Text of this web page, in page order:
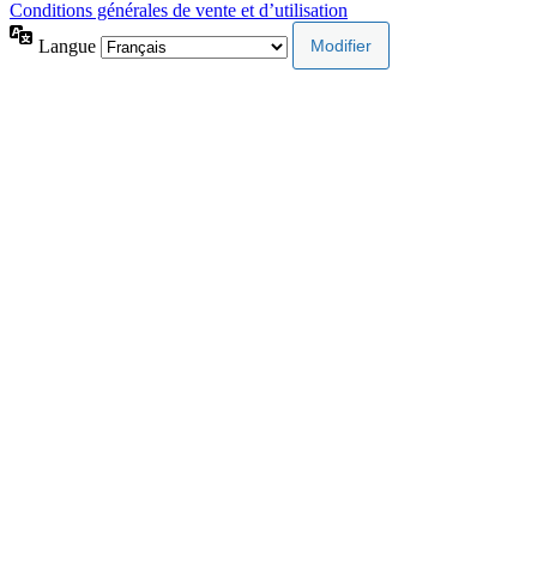
Conditions générales de vente et d’utilisation
Langue